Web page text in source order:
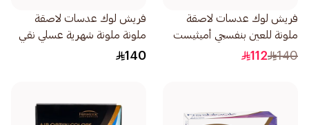
فريش لوك عدسات لاصقة
ملونة للعين بنفسجي أميثيست
1عبوة
140
112
فريش لوك عدسات لاصقة
ملونة ملونة شهرية عسلي نقي
1قطعة
140